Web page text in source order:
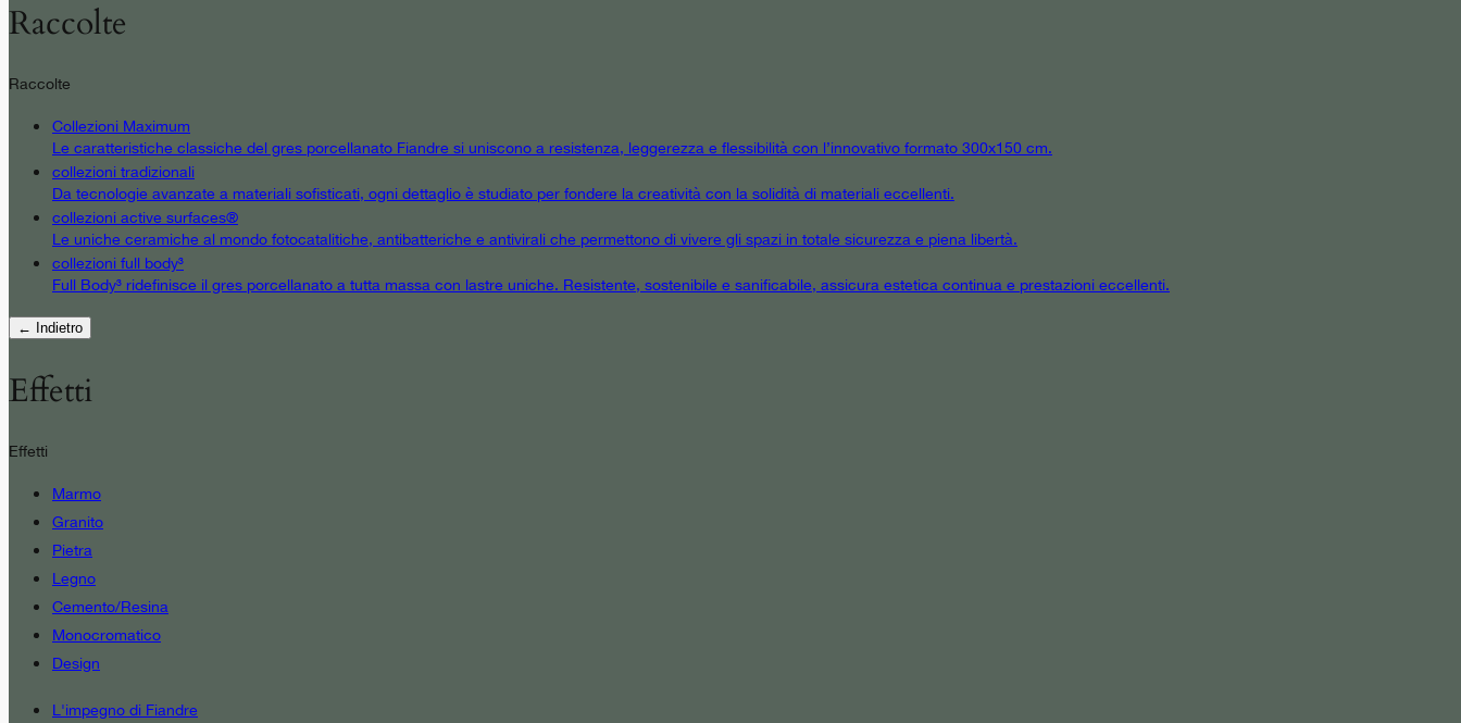
Raccolte
Raccolte
Collezioni Maximum
Le caratteristiche classiche del gres porcellanato Fiandre si uniscono a resistenza, leggerezza e flessibilità con l’innovativo formato 300x150 cm.
collezioni tradizionali
Da tecnologie avanzate a materiali sofisticati, ogni dettaglio è studiato per fondere la creatività con la solidità di materiali eccellenti.
collezioni active surfaces®
Le uniche ceramiche al mondo fotocatalitiche, antibatteriche e antivirali che permettono di vivere gli spazi in totale sicurezza e piena libertà.
collezioni full body³
Full Body³ ridefinisce il gres porcellanato a tutta massa con lastre uniche. Resistente, sostenibile e sanificabile, assicura estetica continua e prestazioni eccellenti.
← Indietro
Effetti
Effetti
Marmo
Granito
Pietra
Legno
Cemento/Resina
Monocromatico
Design
L'impegno di Fiandre